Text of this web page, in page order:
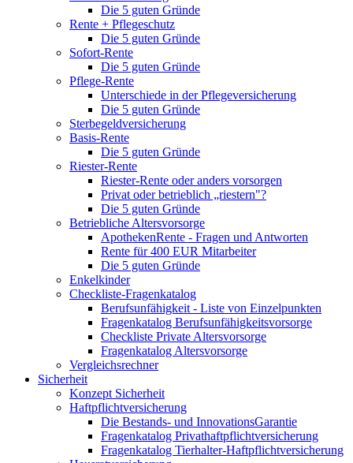
Die 5 guten Gründe
Rente + Pflegeschutz
Die 5 guten Gründe
Sofort-Rente
Die 5 guten Gründe
Pflege-Rente
Unterschiede in der Pflegeversicherung
Die 5 guten Gründe
Sterbegeldversicherung
Basis-Rente
Die 5 guten Gründe
Riester-Rente
Riester-Rente oder anders vorsorgen
Privat oder betrieblich „riestern"?
Die 5 guten Gründe
Betriebliche Altersvorsorge
ApothekenRente - Fragen und Antworten
Rente für 400 EUR Mitarbeiter
Die 5 guten Gründe
Enkelkinder
Checkliste-Fragenkatalog
Berufsunfähigkeit - Liste von Einzelpunkten
Fragenkatalog Berufsunfähigkeitsvorsorge
Checkliste Private Altersvorsorge
Fragenkatalog Altersvorsorge
Vergleichsrechner
Sicherheit
Konzept Sicherheit
Haftpflichtversicherung
Die Bestands- und InnovationsGarantie
Fragenkatalog Privathaftpflichtversicherung
Fragenkatalog Tierhalter-Haftpflichtversicherung